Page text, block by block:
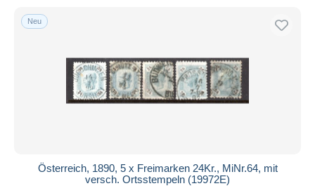
Neu
Österreich, 1890, 5 x Freimarken 24Kr., MiNr.64, mit
versch. Ortsstempeln (19972E)